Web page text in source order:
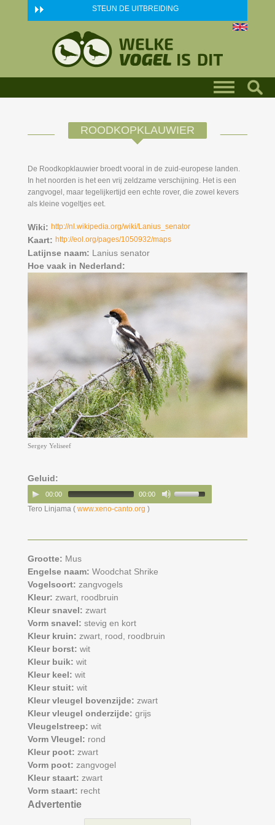
Skip to main content STEUN DE UITBREIDING
ROODKOPKLAUWIER
De Roodkopklauwier broedt vooral in de zuid-europese landen.
In het noorden is het een vrij zeldzame verschijning. Het is een
zangvogel, maar tegelijkertijd een echte rover, die zowel kevers
als kleine vogeltjes eet.
Wiki: http://nl.wikipedia.org/wiki/Lanius_senator
Kaart: http://eol.org/pages/1050932/maps
Latijnse naam: Lanius senator
Hoe vaak in Nederland:
Sergey Yeliseef
Geluid:
00:00 00:00
Tero Linjama ( www.xeno-canto.org )
Grootte: Mus
Engelse naam: Woodchat Shrike
Vogelsoort: zangvogels
Kleur: zwart, roodbruin
Kleur snavel: zwart
Vorm snavel: stevig en kort
Kleur kruin: zwart, rood,
roodbruin
Kleur borst: wit
Kleur buik: wit
Kleur keel: wit
Kleur stuit: wit
Kleur vleugel bovenzijde: zwart
Kleur vleugel onderzijde: grijs
Vleugelstreep: wit
Vorm Vleugel: rond
Kleur poot: zwart
Vorm poot: zangvogel
Kleur staart: zwart
Vorm staart: recht
Advertentie